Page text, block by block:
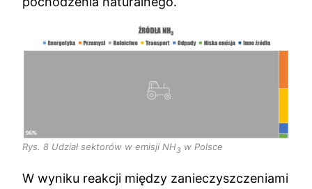
Rys. 8 Udział sektorów w emisji NH3 w Polsce
W wyniku reakcji między zanieczyszczeniami